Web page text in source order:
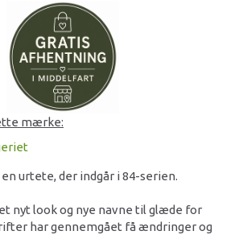
mærke:
en urtete, der indgår i 84-serien.
nyt look og nye navne til glæde for
har gennemgået få ændringer og